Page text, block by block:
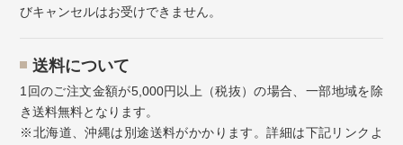
びキャンセルはお受けできません。
送料について
1回のご注文金額が5,000円以上（税抜）の場合、一部地域を除
き送料無料となります。
※北海道、沖縄は別途送料がかかります。詳細は下記リンクよ